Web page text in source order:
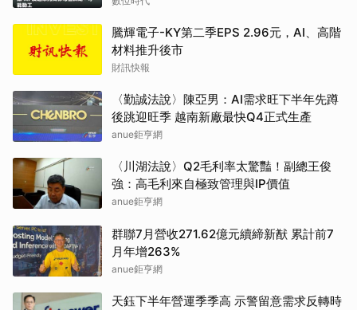
騰輝電子-KY第二季EPS 2.96元，AI、高階
材料推升後市
財訊快報
〈勤誠法說〉陳亞男：AI需求旺下半年先蹲
後跳迎旺季 越南新廠最快Q4正式生產
anue鉅亨網
〈川湖法說〉Q2毛利率太驚豔！副總王俊
強：高毛利來自極致管理與IP價值
anue鉅亨網
群聯7月營收271.62億元續締新猷 累計前7
月年增263%
anue鉅亨網
天鈺下半年營運季季高 示警留意需求反轉時